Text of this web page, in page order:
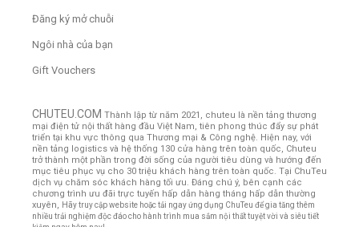
Đăng ký mở chuỗi
Ngôi nhà của bạn
Gift Vouchers
CHUTEU.COM Thành lập từ năm 2021, chuteu là nền tảng thương
mại điện tử nội thất hàng đầu Việt Nam, tiên phong thúc đẩy sự phát
triển tại khu vực thông qua Thương mại & Công nghệ. Hiện nay, với
nền tảng logistics và hệ thống 130 cửa hàng trên toàn quốc, Chuteu
trở thành một phần trong đời sống của người tiêu dùng và hướng đến
mục tiêu phục vụ cho 30 triệu khách hàng trên toàn quốc. Tại ChuTeu
dịch vụ chăm sóc khách hàng tối ưu. Đáng chú ý, bên cạnh các
chương trình ưu đãi trực tuyến hấp dẫn hàng tháng hấp dẫn thường
xuyên, Hãy truy cập website hoặc tải ngay ứng dụng ChuTeu để gia tăng thêm
nhiều trải nghiệm độc đáo cho hành trình mua sắm nội thất tuyệt vời và siêu tiết